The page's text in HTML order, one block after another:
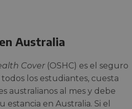
Australia
Cover(OSHC) es el seguro
los estudiantes, cuesta
australianos al mes y debe
en Australia. Si el